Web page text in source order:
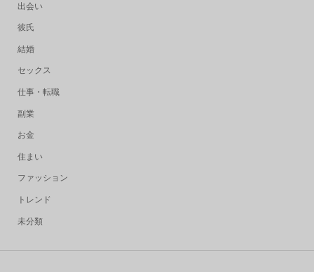
出会い
彼氏
結婚
セックス
仕事・転職
副業
お金
住まい
ファッション
トレンド
未分類